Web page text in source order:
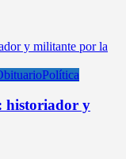
Política
historiador y